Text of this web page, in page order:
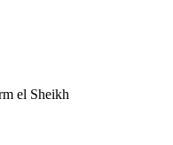
el Sheikh